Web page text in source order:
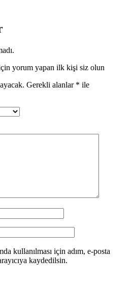
yorum yapan ilk kişi siz olun
Gerekli alanlar * ile
kullanılması için adım, e-posta
kaydedilsin.